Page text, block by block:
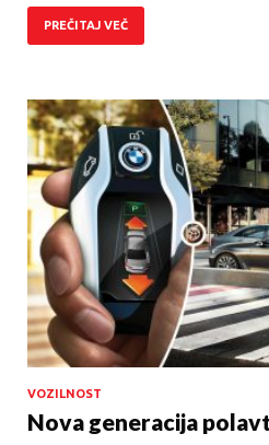
PREČITAJ VEČ
VOZILNOST
Nova generacija